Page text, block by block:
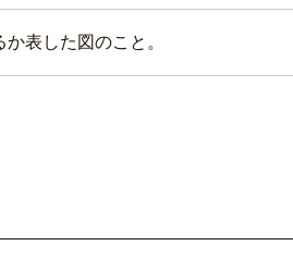
表した図のこと。